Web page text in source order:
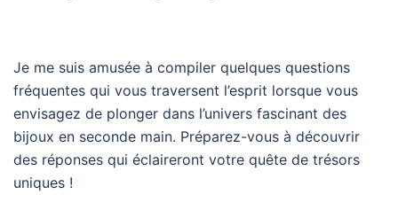
Je me suis amusée à compiler quelques questions
fréquentes qui vous traversent l’esprit lorsque vous
envisagez de plonger dans l’univers fascinant des
bijoux en seconde main. Préparez-vous à découvrir
des réponses qui éclaireront votre quête de trésors
uniques !